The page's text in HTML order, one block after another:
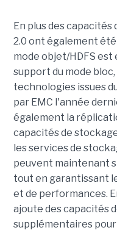
En plus des capacités
2.0 ont également
mode objet/HDFS
support du mode
technologies issues
par EMC l'année
également la
capacités de
les services de
peuvent maintenant
tout en garantissant
et de performances.
ajoute des capacités
supplémentaires